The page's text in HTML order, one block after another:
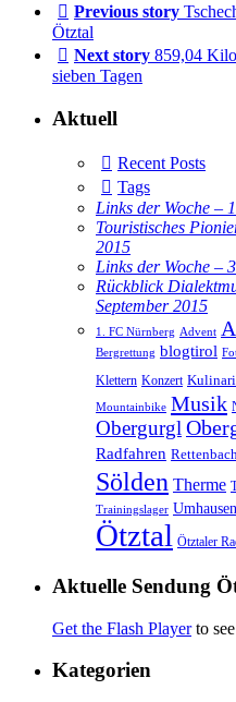
Previous story
Ötztal
Next story 859,04
sieben Tagen
Aktuell
Recent Posts
Tags
Links der Woche –
Touristisches
2015
Links der Woche –
Rückblick
September 2015
1. FC Nürnberg Advent
Bergrettung blogtirol
Klettern Konzert
Mountainbike Musik
Obergurgl
Radfahren
Sölden Therme
Trainingslager Umhausen
Ötztal Ötztaler
Aktuelle Sendung
Get the Flash Playerto
Kategorien